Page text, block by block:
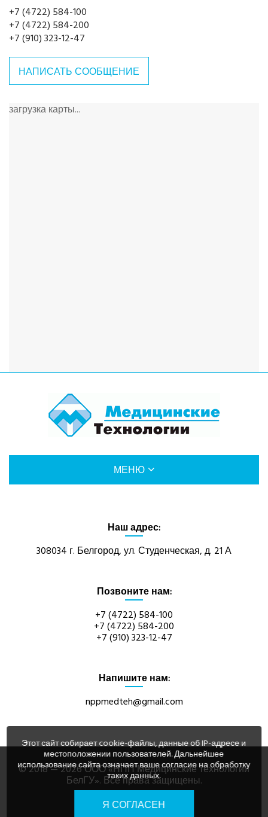
+7 (4722) 584-100
+7 (4722) 584-200
+7 (910) 323-12-47
НАПИСАТЬ СООБЩЕНИЕ
загрузка карты...
МЕНЮ
УСЛУГИ
ИНФОРМАЦИЯ
НОВОСТИ
Наш адрес:
308034 г. Белгород, ул. Студенческая, д. 21 А
Позвоните нам:
+7 (4722) 584-100
+7 (4722) 584-200
+7 (910) 323-12-47
Напишите нам:
nppmedteh@gmail.com
© 2018 — 2026 ООО «НПП Медицинские технологии
БелГУ». Все права защищены.
Сайт разработан:
Этот сайт собирает cookie-файлы, данные об IP-адресе и
местоположении пользователей. Дальнейшее
использование сайта означает ваше согласие на обработку
таких данных.
Я СОГЛАСЕН